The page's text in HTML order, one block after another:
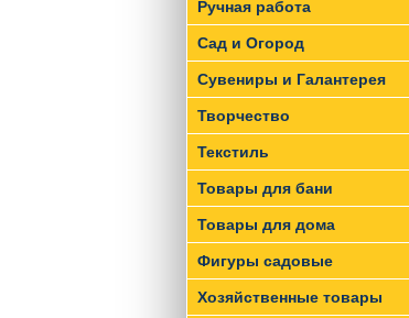
Ручная работа
Сад и Огород
Сувениры и Галантерея
Творчество
Текстиль
Товары для бани
Товары для дома
Фигуры садовые
Хозяйственные товары